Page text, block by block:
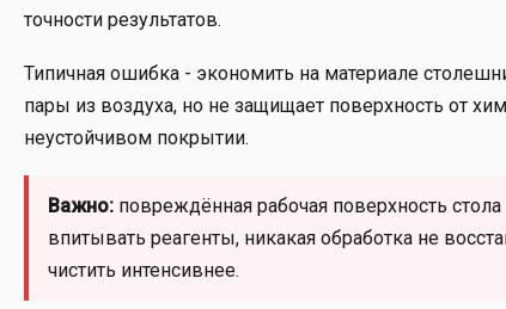
точности результатов.
Типичная ошибка - экономить на материале
пары из воздуха, но не защищает поверхность от
неустойчивом покрытии.
Важно: повреждённая рабочая поверхность
впитывать реагенты, никакая обработка не
чистить интенсивнее.